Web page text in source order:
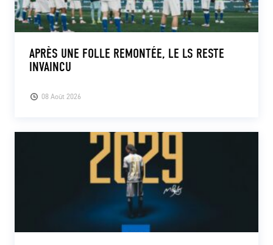
08 Août 2026
APRÈS UNE FOLLE REMONTÉE, LE LS RESTE
INVAINCU